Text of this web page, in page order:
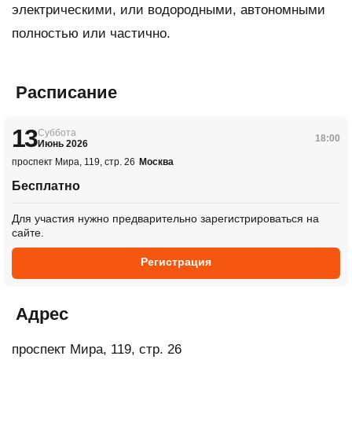
электрическими, или водородными, автономными
полностью или частично.
Расписание
13Суббота
Июнь 2026
проспект Мира, 119, стр. 26 Москва
18:00
Бесплатно
Для участия нужно предварительно зарегистрироваться на
сайте.
Регистрация
Адрес
проспект Мира, 119, стр. 26